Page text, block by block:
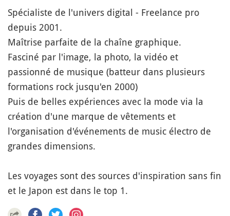
Spécialiste de l'univers digital - Freelance pro
depuis 2001.
Maîtrise parfaite de la chaîne graphique.
Fasciné par l'image, la photo, la vidéo et
passionné de musique (batteur dans plusieurs
formations rock jusqu'en 2000)
Puis de belles expériences avec la mode via la
création d'une marque de vêtements et
l'organisation d'événements de music électro de
grandes dimensions.
Les voyages sont des sources d'inspiration sans fin
et le Japon est dans le top 1.